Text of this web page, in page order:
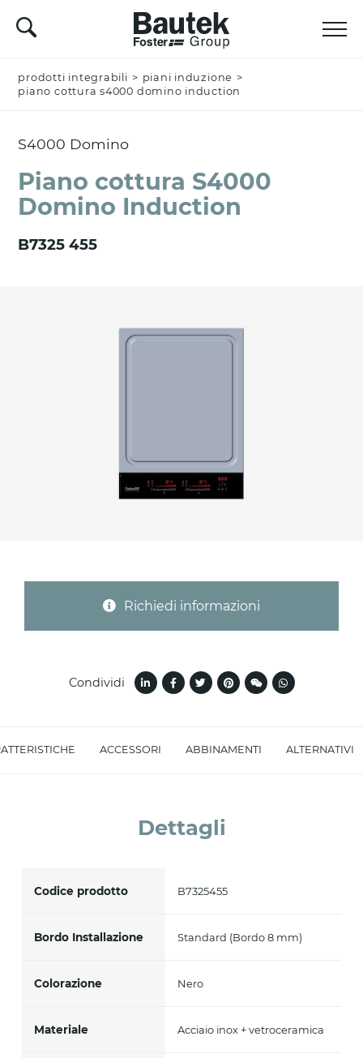
prodotti integrabili > piani induzione >
piano cottura s4000 domino induction
ACCESSORI ABBINAMENTI ALTERNATIVI
Dettagli
Codice prodotto B7325455
Bordo Installazione Standard (Bordo 8 mm)
Colorazione Nero
Materiale Acciaio inox + vetroceramica
S4000 Domino
Piano cottura S4000
Domino Induction
B7325 455
Richiedi informazioni
Condividi
Nominativo *
Email *
Accetto *